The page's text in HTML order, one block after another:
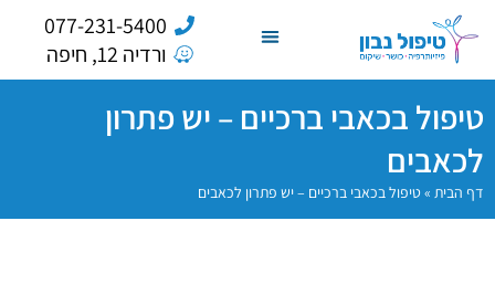
077-231-5400
ורדיה 12, חיפה
טיפול בכאבי ברכיים – יש פתרון
לכאבים
דף הבית »טיפול בכאבי ברכיים – יש פתרון לכאבים